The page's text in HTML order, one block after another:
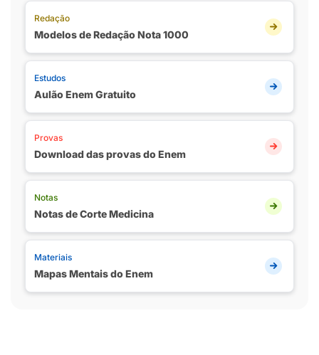
Redação
Modelos de Redação Nota 1000
Estudos
Aulão Enem Gratuito
Provas
Download das provas do Enem
Notas
Notas de Corte Medicina
Materiais
Mapas Mentais do Enem